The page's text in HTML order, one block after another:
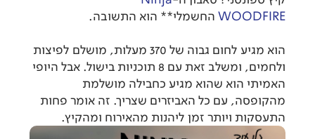
WOODFIRE החשמלי** הוא התשובה.
הוא מגיע לחום גבוה של 370 מעלות, מושלם לפיצות
ולחמים, ומשלב זאת עם 8 תוכניות בישול. אבל היופי
האמיתי הוא שהוא מגיע כחבילה מושלמת
מהקופסה, עם כל האביזרים שצריך. זה אומר פחות
התעסקות ויותר זמן ליהנות מהאירוח ומהקיץ.